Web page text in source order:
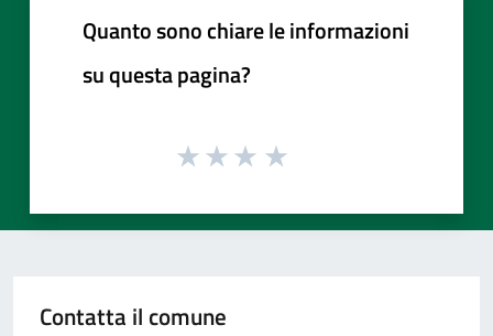
Quanto sono chiare le informazioni
su questa pagina?
Contatta il comune